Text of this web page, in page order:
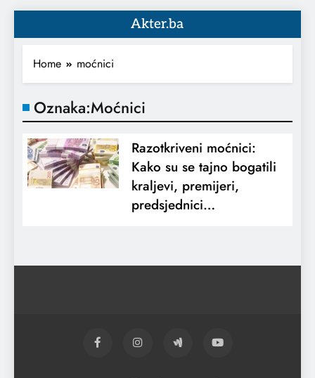
Akter.ba
Home moćnici
Oznaka:Moćnici
Razotkriveni moćnici:
Kako su se tajno bogatili
kraljevi, premijeri,
predsjednici…